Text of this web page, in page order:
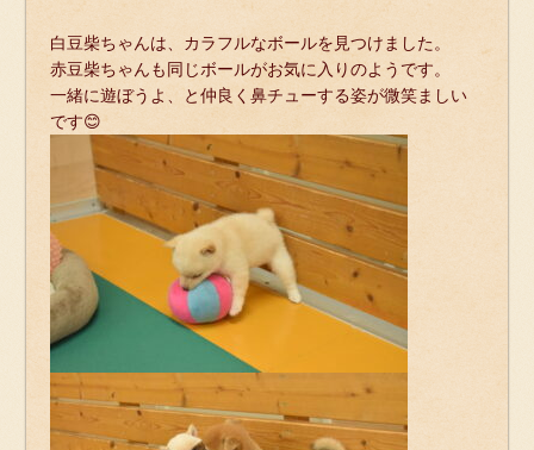
白豆柴ちゃんは、カラフルなボールを見つけました。
赤豆柴ちゃんも同じボールがお気に入りのようです。
一緒に遊ぼうよ、と仲良く鼻チューする姿が微笑ましい
です😊